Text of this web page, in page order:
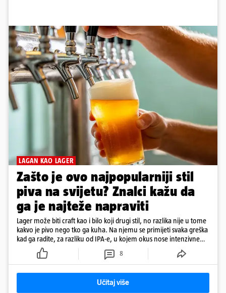
LAGAN KAO LAGER
Zašto je ovo najpopularniji stil
piva na svijetu? Znalci kažu da
ga je najteže napraviti
Lager može biti craft kao i bilo koji drugi stil, no razlika nije u tome
kakvo je pivo nego tko ga kuha. Na njemu se primijeti svaka greška
kad ga radite, za razliku od IPA-e, u kojem okus nose intenzivne
8
Učitaj više